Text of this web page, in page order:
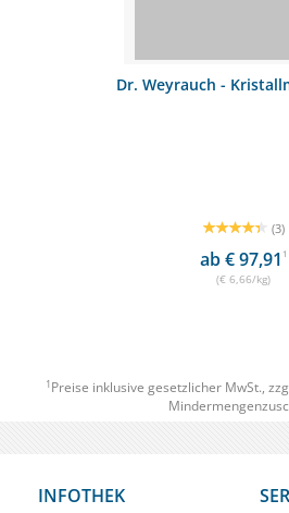
Dr. Weyrauch -
(3)
ab € 97,91 1
(€ 6,66/kg)
1 Preise inklusive gesetzlicher MwSt.,
INFOTHEK